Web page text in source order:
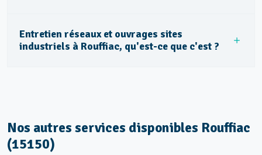
Entretien réseaux et ouvrages sites
industriels à Rouffiac, qu'est-ce que c'est ?
Nos autres services disponibles Rouffiac
(15150)